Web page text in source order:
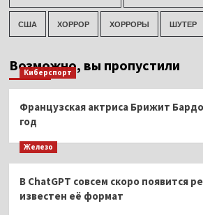
США ХОРРОР ХОРРОРЫ ШУТЕР
Возможно, вы пропустили
Киберспорт
Французская актриса Брижит Бардо
год
Железо
В ChatGPT совсем скоро появится
известен её формат